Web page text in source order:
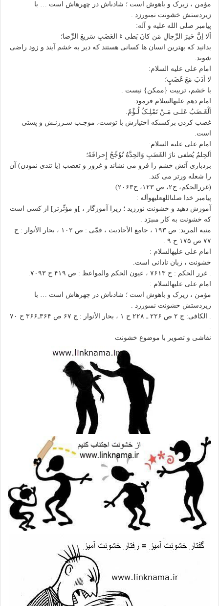
مؤمن ، زیرک و باهوش است ؛ شادى‏اش در چهره‏اش است … با
زیردستش خشونت نمى‏ورزد .
پیامبر صلى الله علیه و آله:
اَلا اِنَّ خَیرَ الرِّجالِ مَن کانَ بَطى ءَ الغَضَبِ سَریعَ الرِّضا؛
بدانید که بهترین انسان ها کسانى هستند که دیر به خشم آیند و زود راضى
شوند.
امام على علیه السلام:
لا أدَبَ مَعَ غَضَبٍ؛
با خشم، تربیت {ممکن} نیست .
امام دهم علیه‏السلام فرمود:
اَلْغَـضَبُ عَلـى مَـنْ تَمْلِـکُ لُـؤْمٌ.
غضب کردن برکسى‏که اختیارش با توست، موجـب سـرزنـش و پستى
است.
امام على علیه السلام:
اَلحِلمُ یُطفى نارَ الغَضَبِ وَالحِدَّهُ تُؤَجِّجُ إِحراقَهُ؛
بردبارى آتش خشم را فرو مى نشاند و غرور و تعصب (یا تندی نمودن) آن
را شعله ورتر مى کند.
(غررالحکم، ج۲، ص ۱۲۳، ح۲۰۶۳)
پیامبر خدا صلى‏الله‏علیه‏و‏آله :
آموزش دهید و خشونت نورزید ؛ زیرا آموزگار ، ]و مؤثّرتر] از کسى است
که خشونت به کار مى‏برَد .
منیه المرید: ص ۱۹۳ ، جامع الأحادیث ، قمّى : ص ۱۰۲ ، بحار الأنوار : ج
۷۷ ص ۱۷۵ ح ۹ .
امام على علیه‏السلام :
خشونت ، زبان نادانى است.
. غرر الحکم : ح ۷۶۱۳ ، عیون الحکم والمواعظ : ص ۴۱۹ ح ۷۰۹۳.
امام على علیه‏السلام :
مؤمن ، زیرک و باهوش است ؛ شادى‏اش در چهره‏اش است … با
زیردستش خشونت نمى‏ورزد .
. الکافى: ج ۲ ص ۲۲۶ ـ ۲۲۸ ح ۱ ، بحار الأنوار : ج ۶۷ ص ۳۶۴ـ۳۶۶ ح ۷۰
نقاشی و تصویر با موضوع خشونت